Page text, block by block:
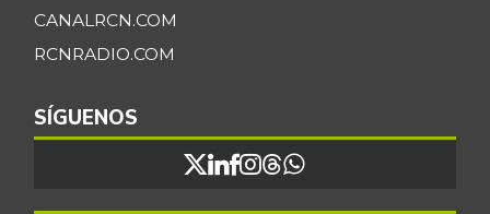
CANALRCN.COM
RCNRADIO.COM
SÍGUENOS